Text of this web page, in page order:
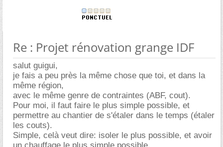
Re : Projet rénovation grange IDF
salut guigui,
je fais a peu près la même chose que toi, et dans la
même région,
avec le même genre de contraintes (ABF, cout).
Pour moi, il faut faire le plus simple possible, et
permettre au chantier de s'étaler dans le temps (étaler
les couts).
Simple, celà veut dire: isoler le plus possible, et avoir